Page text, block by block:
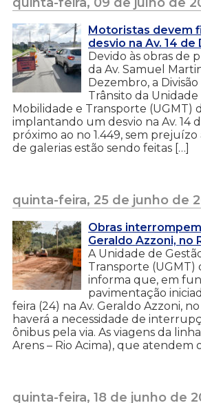
Motoristas devem
desvio na Av. 14
Devido às obras de
da Av. Samuel
Dezembro, a
Trânsito da
Mobilidade e Transporte (UGMT)
implantando um desvio na Av. 14
próximo ao no 1.449, sem
de galerias estão sendo feitas […]
quinta-feira, 25 de junho de
Obras
Geraldo Azzoni, no
A Unidade de
Transporte (UGMT)
informa que, em
pavimentação
feira (24) na Av. Geraldo Azzoni,
haverá a necessidade de
ônibus pela via. As viagens da
Arens – Rio Acima), que atendem
quinta-feira, 18 de junho de